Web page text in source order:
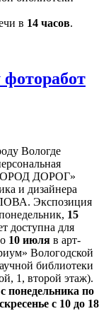
в 14 часов.
Вологде
ДОРОГ»
и дизайнера
Экспозиция
15
доступна для
10 июля в арт-
Вологодской
библиотеки
1, второй этаж).
с понедельника по
с 10 до 18